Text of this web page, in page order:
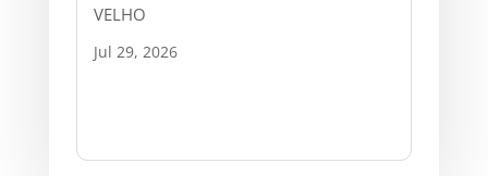
VELHO
Jul 29, 2026